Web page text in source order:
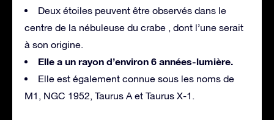
Deux étoiles peuvent être observés dans le
centre de la nébuleuse du crabe , dont l’une serait
à son origine.
Elle a un rayon d’environ 6 années-lumière.
Elle est également connue sous les noms de
M1, NGC 1952, Taurus A et Taurus X-1.